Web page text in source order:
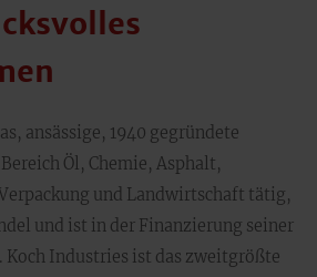
ansässige, 1940 gegründete
Öl, Chemie, Asphalt,
und Landwirtschaft tätig,
und ist in der Finanzierung seiner
Koch Industries ist das zweitgrößte